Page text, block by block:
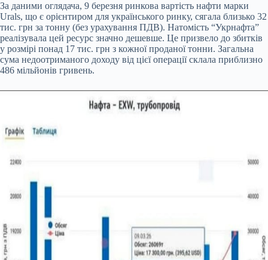
За даними оглядача, 9 березня ринкова вартість нафти марки
Urals, що є орієнтиром для українського ринку, сягала близько 32
тис. грн за тонну (без урахування ПДВ). Натомість “Укрнафта”
реалізувала цей ресурс значно дешевше. Це призвело до збитків
у розмірі понад 17 тис. грн з кожної проданої тонни. Загальна
сума недоотриманого доходу від цієї операції склала приблизно
486 мільйонів гривень.